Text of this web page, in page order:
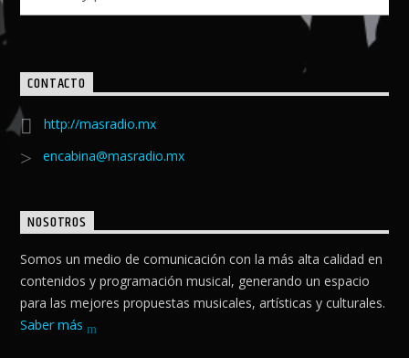
CONTACTO
http://masradio.mx
encabina@masradio.mx
NOSOTROS
Somos un medio de comunicación con la más alta calidad en
contenidos y programación musical, generando un espacio
para las mejores propuestas musicales, artísticas y culturales.
Saber más